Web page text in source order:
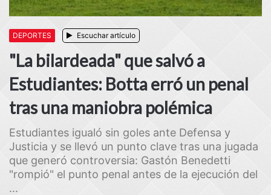
DEPORTES Escuchar artículo
"La bilardeada" que salvó a
Estudiantes: Botta erró un penal
tras una maniobra polémica
Estudiantes igualó sin goles ante Defensa y
Justicia y se llevó un punto clave tras una jugada
que generó controversia: Gastón Benedetti
"rompió" el punto penal antes de la ejecución del
...